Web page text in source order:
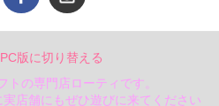
PC版に切り替える
トの専門店ローティです。
店舗にもぜひ遊びに来てください